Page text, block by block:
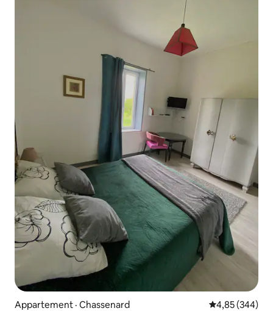
Appartement · Chassenard Note
4,85 (344)